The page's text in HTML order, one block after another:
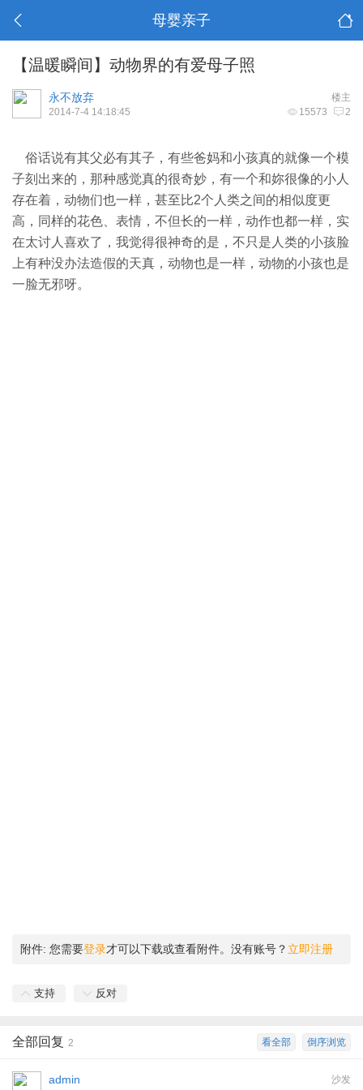
母婴亲子
【温暖瞬间】动物界的有爱母子照
楼主
永不放弃
15573 2
2014-7-4 14:18:45
俗话说有其父必有其子，有些爸妈和小孩真的就像一个模
子刻出来的，那种感觉真的很奇妙，有一个和妳很像的小人
存在着，动物们也一样，甚至比2个人类之间的相似度更
高，同样的花色、表情，不但长的一样，动作也都一样，实
在太讨人喜欢了，我觉得很神奇的是，不只是人类的小孩脸
上有种没办法造假的天真，动物也是一样，动物的小孩也是
一脸无邪呀。
附件: 您需要登录才可以下载或查看附件。没有账号？ 立即注册
支持 反对
倒序浏览
看全部
全部回复 2
沙发
admin